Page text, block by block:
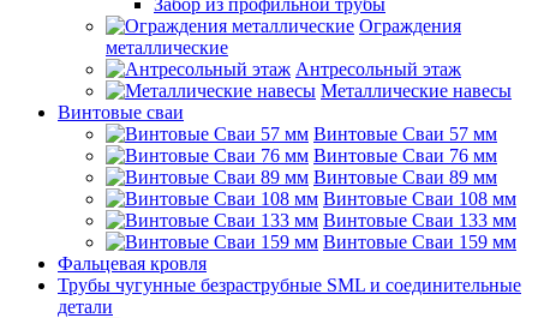
Забор из профильной трубы
Ограждения
металлические
Антресольный этаж
Металлические навесы
Винтовые сваи
Винтовые Сваи 57 мм
Винтовые Сваи 76 мм
Винтовые Сваи 89 мм
Винтовые Сваи 108 мм
Винтовые Сваи 133 мм
Винтовые Сваи 159 мм
Фальцевая кровля
Трубы чугунные безраструбные SML и соединительные
детали